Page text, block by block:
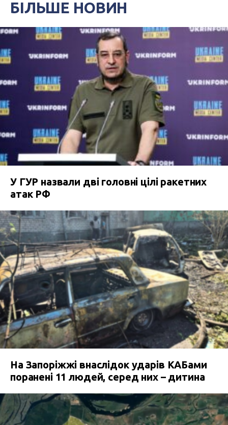
БІЛЬШЕ НОВИН
У ГУР назвали дві головні цілі ракетних
атак РФ
На Запоріжжі внаслідок ударів КАБами
поранені 11 людей, серед них – дитина